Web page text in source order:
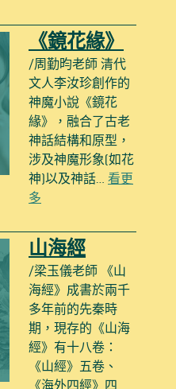
《鏡花緣》
/周勤昀老師 清代
文人李汝珍創作的
神魔小說《鏡花
緣》，融合了古老
神話結構和原型，
涉及神魔形象(如花
神)以及神話… 看更
多
山海經
/梁玉儀老師 《山
海經》成書於兩千
多年前的先秦時
期，現存的《山海
經》有十八卷：
《山經》五卷、
《海外四經》四